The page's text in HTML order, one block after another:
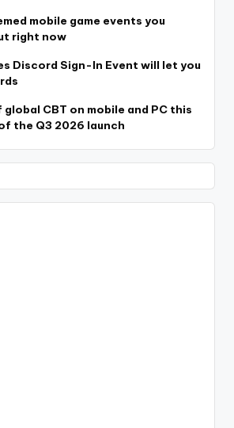
mobile game events you
right now
Discord Sign-In Event will let you
CBT on mobile and PC this
the Q3 2026 launch